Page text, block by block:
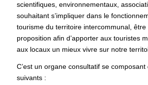
scientifiques, environnementaux,
souhaitant s’impliquer dans le
tourisme du territoire intercommunal, être
proposition afin d’apporter aux touristes
aux locaux un mieux vivre sur notre
C’est un organe consultatif se
suivants :